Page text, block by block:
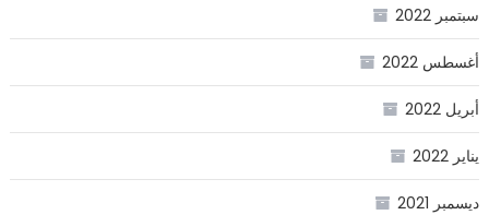
سبتمبر 2022
أغسطس 2022
أبريل 2022
يناير 2022
ديسمبر 2021